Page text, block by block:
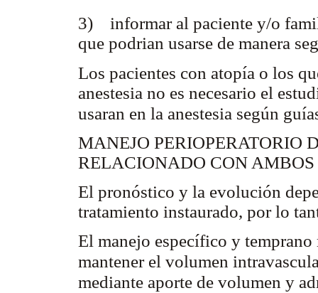
3) informar al paciente y/o
que podrian usarse de manera
Los pacientes con atopía o los
anestesia no es necesario el
usaran en la anestesia según
MANEJO PERIOPERATORIO
RELACIONADO CON
El pronóstico y la evolución
tratamiento instaurado, por lo
El manejo específico y
mantener el volumen
mediante aporte de volumen y